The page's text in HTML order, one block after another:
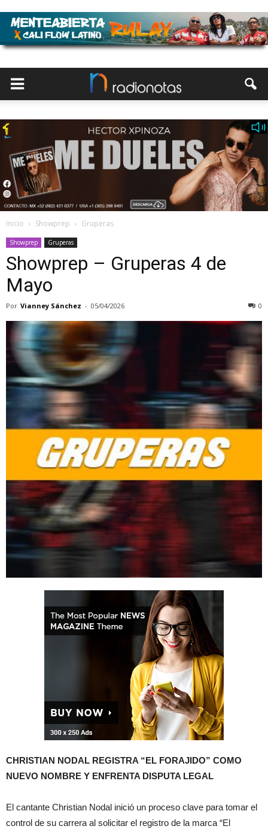
Inicio Showprep Gruperas
Showprep Gruperas
Showprep – Gruperas 4 de
Mayo
Por Vianney Sánchez - 05/04/2026 0
CHRISTIAN NODAL REGISTRA “EL FORAJIDO” COMO
NUEVO NOMBRE Y ENFRENTA DISPUTA LEGAL
El cantante Christian Nodal inició un proceso clave para tomar el
control de su carrera al solicitar el registro de la marca “El